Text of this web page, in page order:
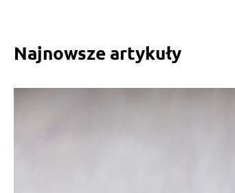
Najnowsze artykuły